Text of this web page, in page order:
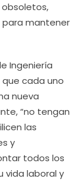
para mantener
Ingeniería
que cada uno
nueva
“no tengan
las
y
todos los
vida laboral y